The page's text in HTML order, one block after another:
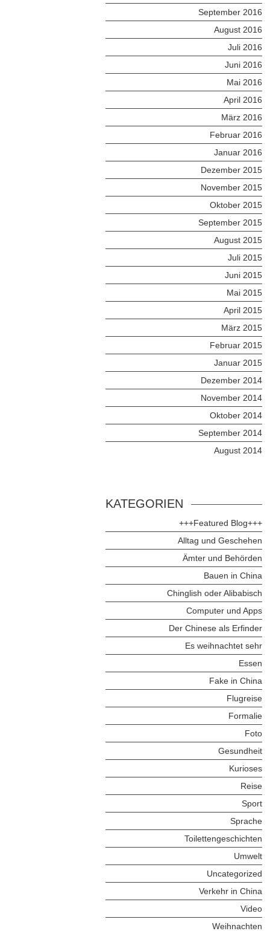
September 2016
August 2016
Juli 2016
Juni 2016
Mai 2016
April 2016
März 2016
Februar 2016
Januar 2016
Dezember 2015
November 2015
Oktober 2015
September 2015
August 2015
Juli 2015
Juni 2015
Mai 2015
April 2015
März 2015
Februar 2015
Januar 2015
Dezember 2014
November 2014
Oktober 2014
September 2014
August 2014
KATEGORIEN
+++Featured Blog+++
Alltag und Geschehen
Ämter und Behörden
Bauen in China
Chinglish oder Alibabisch
Computer und Apps
Der Chinese als Erfinder
Es weihnachtet sehr
Essen
Fake in China
Flugreise
Formalie
Foto
Gesundheit
Kurioses
Reise
Sport
Sprache
Toilettengeschichten
Umwelt
Uncategorized
Verkehr in China
Video
Weihnachten